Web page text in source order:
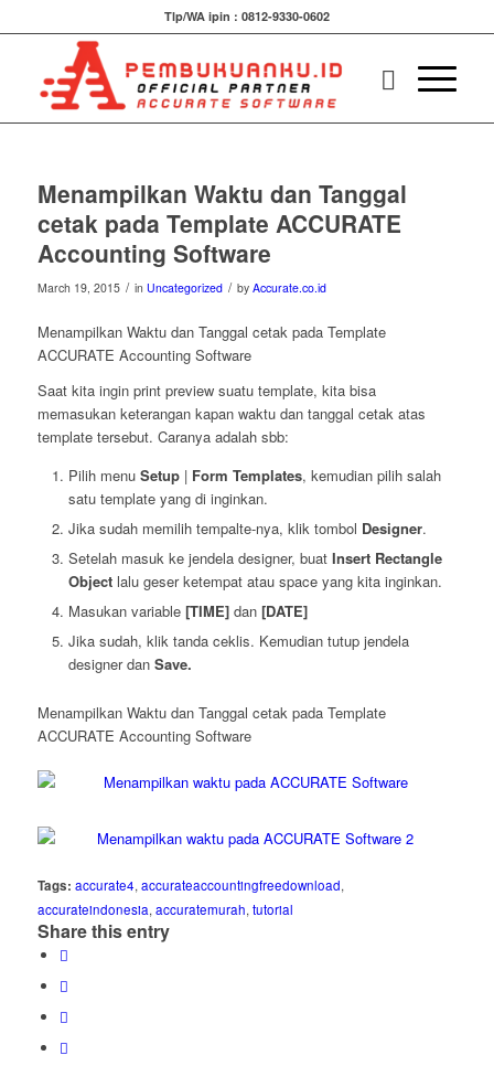
Tlp/WA ipin : 0812-9330-0602
Menampilkan Waktu dan Tanggal
cetak pada Template ACCURATE
Accounting Software
March 19, 2015 / in Uncategorized / by Accurate.co.id
Menampilkan Waktu dan Tanggal cetak pada Template
ACCURATE Accounting Software
Saat kita ingin print preview suatu template, kita bisa
memasukan keterangan kapan waktu dan tanggal cetak atas
template tersebut. Caranya adalah sbb:
Pilih menu Setup| Form Templates, kemudian pilih salah
satu template yang di inginkan.
Jika sudah memilih tempalte-nya, klik tombol Designer.
Setelah masuk ke jendela designer, buat Insert Rectangle
Objectlalu geser ketempat atau space yang kita inginkan.
Masukan variable [TIME]dan [DATE]
Jika sudah, klik tanda ceklis. Kemudian tutup jendela
designer dan Save.
Menampilkan Waktu dan Tanggal cetak pada Template
ACCURATE Accounting Software
Tags: accurate4,accurateaccountingfreedownload,
accurateindonesia,accuratemurah,tutorial
Share this entry